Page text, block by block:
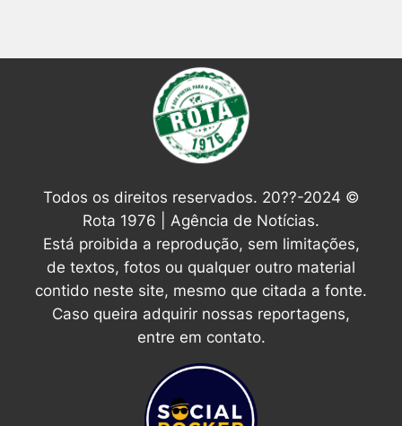
Todos os direitos reservados. 20??-2024 ©
Rota 1976 | Agência de Notícias.
Está proibida a reprodução, sem limitações,
de textos, fotos ou qualquer outro material
contido neste site, mesmo que citada a fonte.
Caso queira adquirir nossas reportagens,
entre em contato.